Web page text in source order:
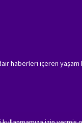
haberleri içeren